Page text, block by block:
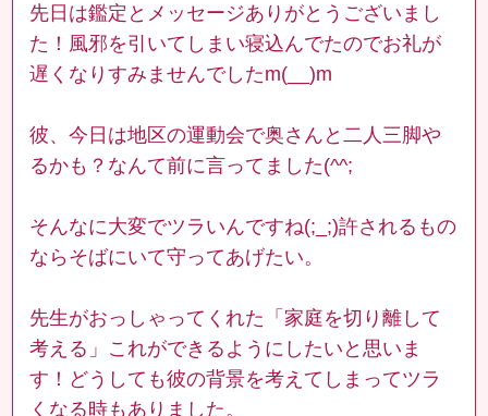
先日は鑑定とメッセージありがとうございまし
た！風邪を引いてしまい寝込んでたのでお礼が
遅くなりすみませんでしたm(__)m
彼、今日は地区の運動会で奥さんと二人三脚や
るかも？なんて前に言ってました(^^;
そんなに大変でツラいんですね(;_;)許されるもの
ならそばにいて守ってあげたい。
先生がおっしゃってくれた「家庭を切り離して
考える」これができるようにしたいと思いま
す！どうしても彼の背景を考えてしまってツラ
くなる時もありました。